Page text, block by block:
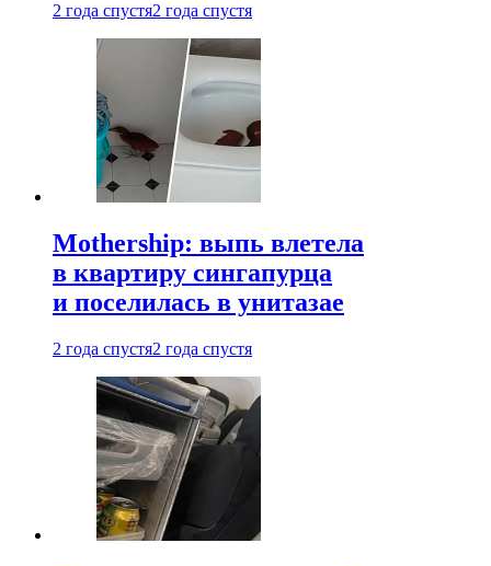
2 года спустя2 года спустя
Mothership: выпь влетела
в квартиру сингапурца
и поселилась в унитазае
2 года спустя2 года спустя